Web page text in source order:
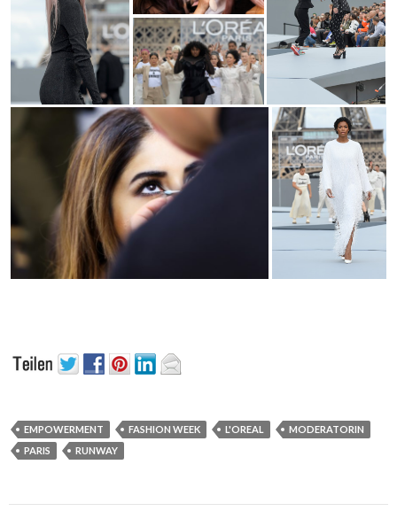
EMPOWERMENT FASHION WEEK L'OREAL
MODERATORIN
PARIS
RUNWAY